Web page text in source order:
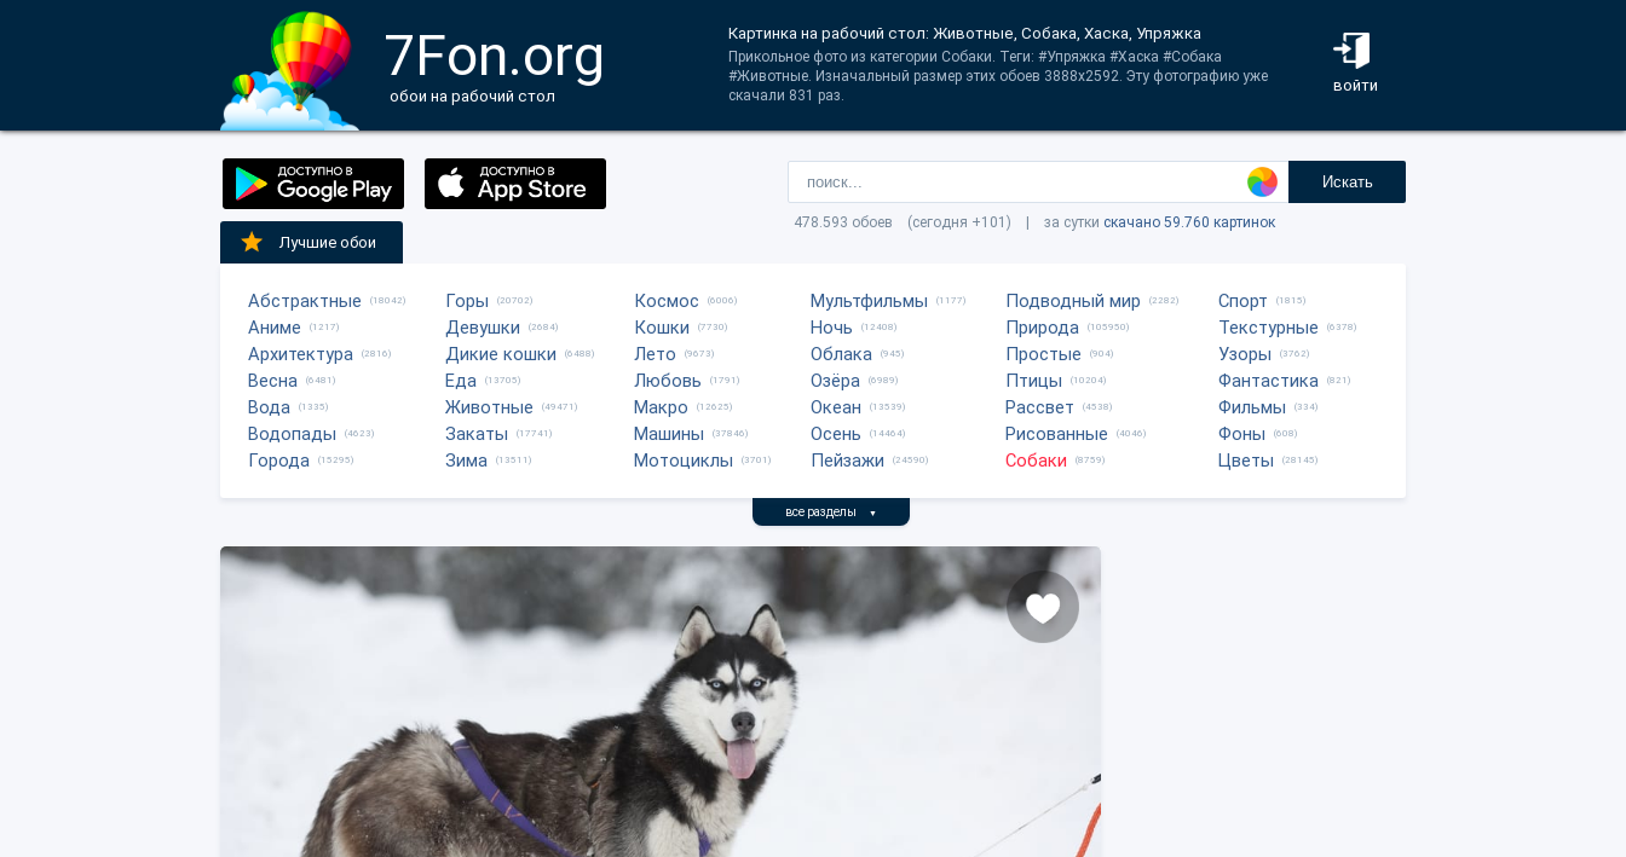
7Fon.org
обои на рабочий стол
войти
Картинка на рабочий стол: Животные, Собака, Хаска, Упряжка
Прикольное фото из категории Собаки. Теги: #Упряжка #Хаска #Собака
#Животные. Изначальный размер этих обоев 3888x2592. Эту фотографию уже
скачали 831 раз.
Искать
478.593 обоев (сегодня +101) | за сутки скачано 59.760 картинок
Лучшие обои
Абстрактные (18042)
Аниме (1217)
Архитектура (2816)
Весна (6481)
Вода (1335)
Водопады (4623)
Города (15295)
Горы (20702)
Девушки (2684)
Дикие кошки (6488)
Еда (13705)
Животные (49471)
Закаты (17741)
Зима (13511)
Космос (6006)
Кошки (7730)
Лето (9673)
Любовь (1791)
Макро (12625)
Машины (37846)
Мотоциклы (3701)
Мультфильмы (1177)
Ночь (12408)
Облака (945)
Озёра (6989)
Океан (13539)
Осень (14464)
Пейзажи (24590)
Подводный мир (2282)
Природа (105950)
Простые (904)
Птицы (10204)
Рассвет (4538)
Рисованные (4046)
Собаки (8759)
Спорт (1815)
Текстурные (6378)
Узоры (3762)
Фантастика (821)
Фильмы (334)
Фоны (608)
Цветы (28145)
все разделы ▼